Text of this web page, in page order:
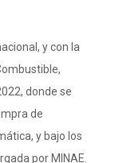
y con la
donde se
de
y bajo los
por MINAE.